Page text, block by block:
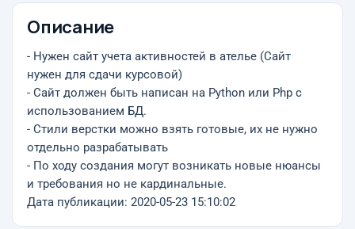
Описание
- Нужен сайт учета активностей в ателье (Сайт
нужен для сдачи курсовой)
- Сайт должен быть написан на Python или Php c
использованием БД.
- Стили верстки можно взять готовые, их не нужно
отдельно разрабатывать
- По ходу создания могут возникать новые нюансы
и требования но не кардинальные.
Дата публикации: 2020-05-23 15:10:02